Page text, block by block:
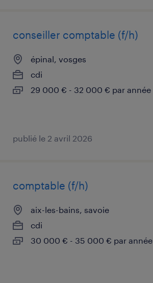
conseiller comptable (f/h)
épinal, vosges
cdi
29 000 € - 32 000 € par année
publié le 2 avril 2026
comptable (f/h)
aix-les-bains, savoie
cdi
30 000 € - 35 000 € par année